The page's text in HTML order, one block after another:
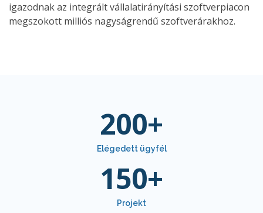
igazodnak az integrált vállalatirányítási szoftverpiacon
megszokott milliós nagyságrendű szoftverárakhoz.
200+
Elégedett ügyfél
150+
Projekt